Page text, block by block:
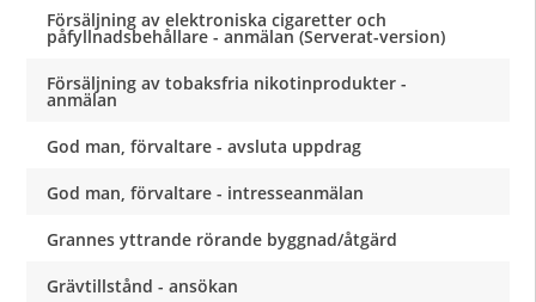
Försäljning av elektroniska cigaretter och
påfyllnadsbehållare - anmälan (Serverat-version)
Försäljning av tobaksfria nikotinprodukter -
anmälan
God man, förvaltare - avsluta uppdrag
God man, förvaltare - intresseanmälan
Grannes yttrande rörande byggnad/åtgärd
Grävtillstånd - ansökan